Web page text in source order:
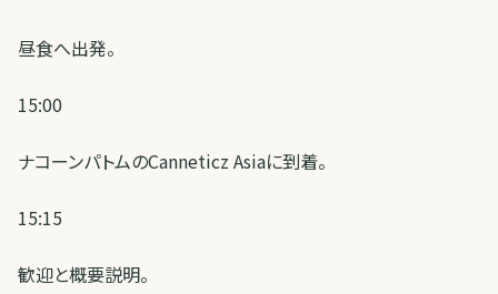
昼食へ出発。
15:00
ナコーンパトムのCanneticz Asiaに到着。
15:15
歓迎と概要説明。